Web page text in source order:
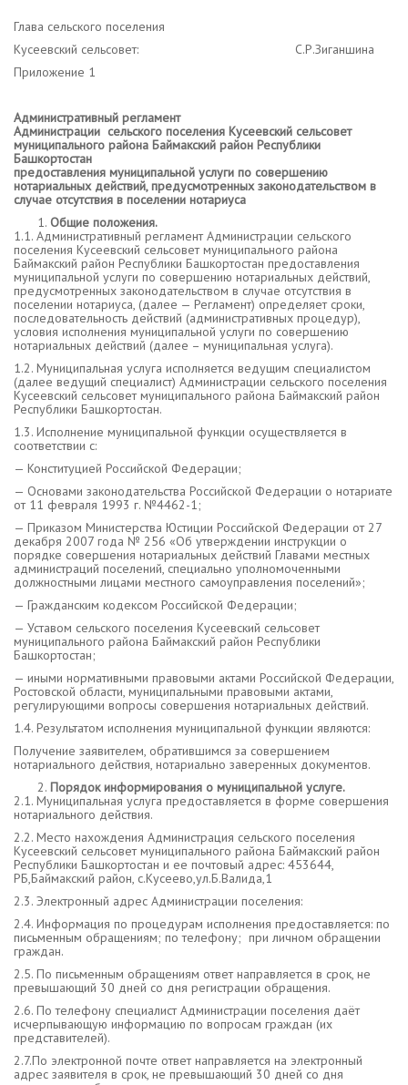
Глава сельского поселения
Кусеевский сельсовет: С.Р.Зиганшина
Приложение 1
Административный регламент
Администрации сельского поселения Кусеевский сельсовет
муниципального района Баймакский район Республики
Башкортостан
предоставления муниципальной услуги по совершению
нотариальных действий, предусмотренных законодательством в
случае отсутствия в поселении нотариуса
Общие положения.
1.1. Административный регламент Администрации сельского
поселения Кусеевский сельсовет муниципального района
Баймакский район Республики Башкортостан предоставления
муниципальной услуги по совершению нотариальных действий,
предусмотренных законодательством в случае отсутствия в
поселении нотариуса, (далее — Регламент) определяет сроки,
последовательность действий (административных процедур),
условия исполнения муниципальной услуги по совершению
нотариальных действий (далее – муниципальная услуга).
1.2. Муниципальная услуга исполняется ведущим специалистом
(далее ведущий специалист) Администрации сельского поселения
Кусеевский сельсовет муниципального района Баймакский район
Республики Башкортостан.
1.3. Исполнение муниципальной функции осуществляется в
соответствии с:
— Конституцией Российской Федерации;
— Основами законодательства Российской Федерации о нотариате
от 11 февраля 1993 г. №4462-1;
— Приказом Министерства Юстиции Российской Федерации от 27
декабря 2007 года № 256 «Об утверждении инструкции о
порядке совершения нотариальных действий Главами местных
администраций поселений, специально уполномоченными
должностными лицами местного самоуправления поселений»;
— Гражданским кодексом Российской Федерации;
— Уставом сельского поселения Кусеевский сельсовет
муниципального района Баймакский район Республики
Башкортостан;
— иными нормативными правовыми актами Российской Федерации,
Ростовской области, муниципальными правовыми актами,
регулирующими вопросы совершения нотариальных действий.
1.4. Результатом исполнения муниципальной функции являются:
Получение заявителем, обратившимся за совершением
нотариального действия, нотариально заверенных документов.
Порядок информирования о муниципальной услуге.
2.1. Муниципальная услуга предоставляется в форме совершения
нотариального действия.
2.2. Место нахождения Администрация сельского поселения
Кусеевский сельсовет муниципального района Баймакский район
Республики Башкортостан и ее почтовый адрес: 453644,
РБ,Баймакский район, с.Кусеево,ул.Б.Валида,1
2.3. Электронный адрес Администрации поселения:
2.4. Информация по процедурам исполнения предоставляется: по
письменным обращениям; по телефону; при личном обращении
граждан.
2.5. По письменным обращениям ответ направляется в срок, не
превышающий 30 дней со дня регистрации обращения.
2.6. По телефону специалист Администрации поселения даёт
исчерпывающую информацию по вопросам граждан (их
представителей).
2.7.По электронной почте ответ направляется на электронный
адрес заявителя в срок, не превышающий 30 дней со дня